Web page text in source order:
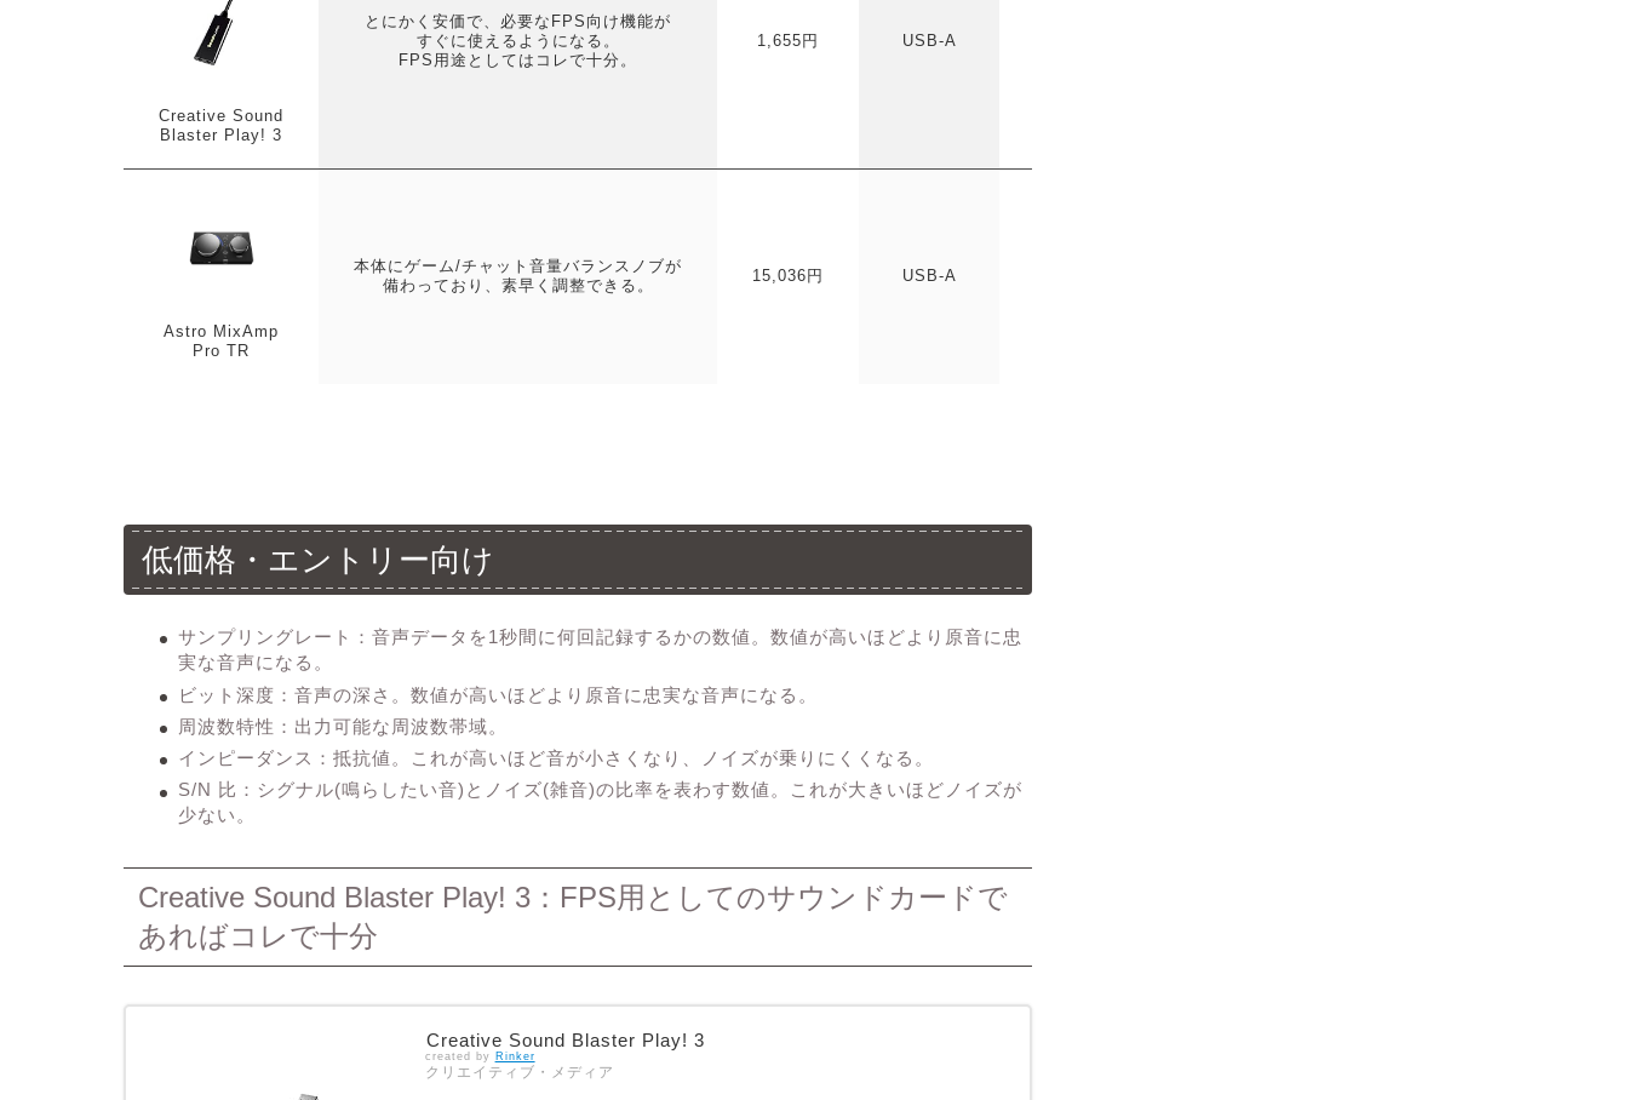
Creative Sound
Blaster Play! 3
とにかく安価で、必要なFPS向け機能が
すぐに使えるようになる。
FPS用途としてはコレで十分。
1,655円 USB-A
Astro MixAmp
Pro TR
本体にゲーム/チャット音量バランスノブが
備わっており、素早く調整できる。
15,036円 USB-A
低価格・エントリー向け
サンプリングレート
：音声データを1秒間に何回記録するかの数値。数値が高いほどより原音に忠
実な音声になる。
ビット深度 ：音声の深さ。数値が高いほどより原音に忠実な音声になる。
周波数特性 ：出力可能な周波数帯域。
インピーダンス ：抵抗値。これが高いほど音が小さくなり、ノイズが乗りにくくなる。
S/N 比 ：シグナル(鳴らしたい音)とノイズ(雑音)の比率を表わす数値。これが大きいほどノイズが
少ない。
Creative Sound Blaster Play! 3：FPS用としてのサウンドカードで
あればコレで十分
Creative Sound Blaster Play! 3
created by Rinker
クリエイティブ・メディア